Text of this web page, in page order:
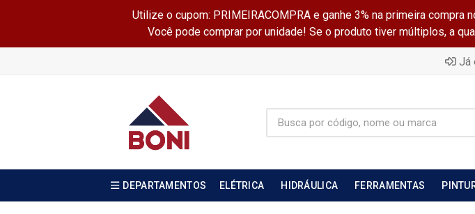
Utilize o cupom: PRIMEIRACOMPRA e ganhe 3% na primeira
Você pode comprar por unidade! Se o produto tiver múltiplos, a
Já
DEPARTAMENTOS ELÉTRICA HIDRÁULICA FERRAMENTAS